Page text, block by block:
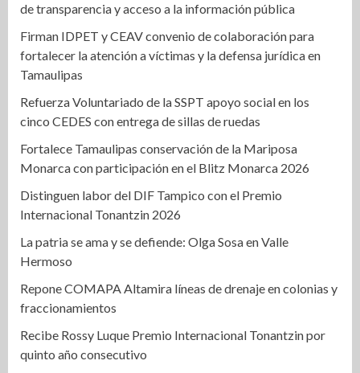
de transparencia y acceso a la información pública
Firman IDPET y CEAV convenio de colaboración para
fortalecer la atención a víctimas y la defensa jurídica en
Tamaulipas
Refuerza Voluntariado de la SSPT apoyo social en los
cinco CEDES con entrega de sillas de ruedas
Fortalece Tamaulipas conservación de la Mariposa
Monarca con participación en el Blitz Monarca 2026
Distinguen labor del DIF Tampico con el Premio
Internacional Tonantzin 2026
La patria se ama y se defiende: Olga Sosa en Valle
Hermoso
Repone COMAPA Altamira líneas de drenaje en colonias y
fraccionamientos
Recibe Rossy Luque Premio Internacional Tonantzin por
quinto año consecutivo